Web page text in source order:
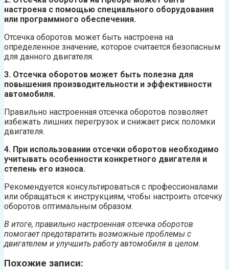
настроена с помощью специального оборудования
или программного обеспечения.
Отсечка оборотов может быть настроена на
определенное значение, которое считается безопасным
для данного двигателя.
3. Отсечка оборотов может быть полезна для
повышения производительности и эффективности
автомобиля.
Правильно настроенная отсечка оборотов позволяет
избежать лишних перегрузок и снижает риск поломки
двигателя.
4. При использовании отсечки оборотов необходимо
учитывать особенности конкретного двигателя и
степень его износа.
Рекомендуется консультироваться с профессионалами
или обращаться к инструкциям, чтобы настроить отсечку
оборотов оптимальным образом.
В итоге, правильно настроенная отсечка оборотов
помогает предотвратить возможные проблемы с
двигателем и улучшить работу автомобиля в целом.
Похожие записи: